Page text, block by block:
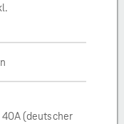
(deutscher